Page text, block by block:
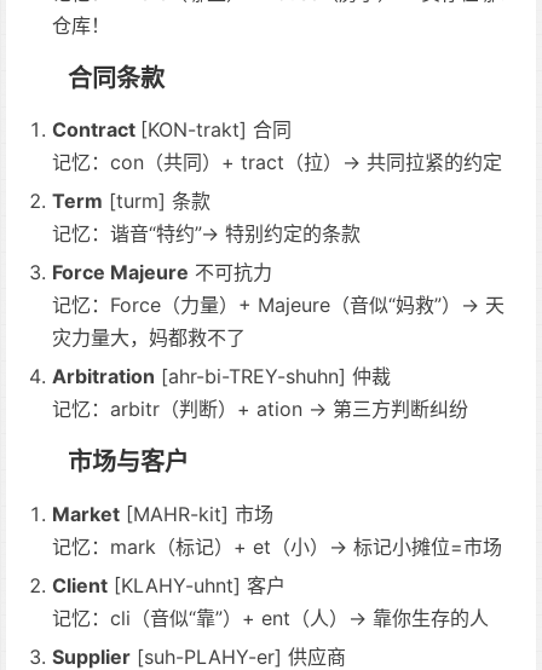
仓库！
合同条款
Contract [KON-trakt] 合同
记忆：con（共同）+ tract（拉）→ 共同拉紧的约定
Term [turm] 条款
记忆：谐音“特约”→ 特别约定的条款
Force Majeure 不可抗力
记忆：Force（力量）+ Majeure（音似“妈救”）→ 天
灾力量大，妈都救不了
Arbitration [ahr-bi-TREY-shuhn] 仲裁
记忆：arbitr（判断）+ ation → 第三方判断纠纷
市场与客户
Market [MAHR-kit] 市场
记忆：mark（标记）+ et（小）→ 标记小摊位=市场
Client [KLAHY-uhnt] 客户
记忆：cli（音似“靠”）+ ent（人）→ 靠你生存的人
Supplier [suh-PLAHY-er] 供应商